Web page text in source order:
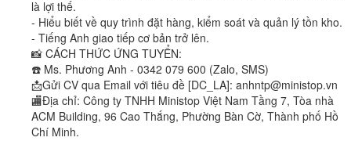
là lợi thế.
- Hiểu biết về quy trình đặt hàng, kiểm soát và quản lý tồn kho.
- Tiếng Anh giao tiếp cơ bản trở lên.
📸 CÁCH THỨC ỨNG TUYỂN:
☎️ Ms. Phương Anh - 0342 079 600 (Zalo, SMS)
📩Gửi CV qua Email với tiêu đề [DC_LA]: anhntp@ministop.vn
🏬Địa chỉ: Công ty TNHH Ministop Việt Nam Tầng 7, Tòa nhà
ACM Building, 96 Cao Thắng, Phường Bàn Cờ, Thành phố Hồ
Chí Minh.